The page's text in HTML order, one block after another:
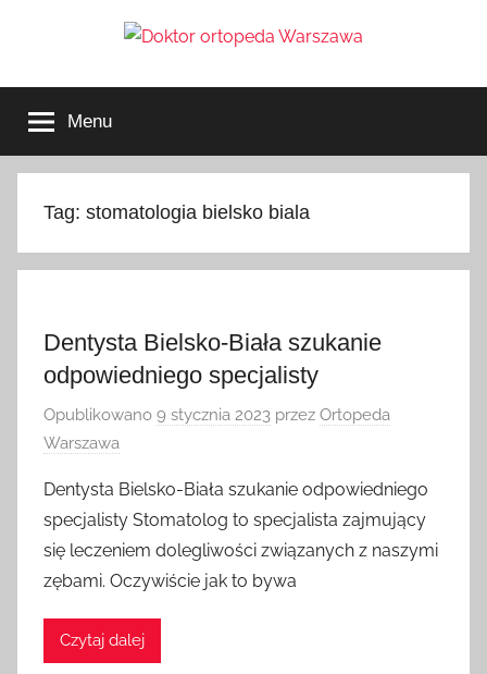
Doktor
ortopeda
Warszawa
usg
Warszawa,
ginekolog,
urolog,
Menu
Tag: stomatologia bielsko biala
Dentysta Bielsko-Biała szukanie
odpowiedniego specjalisty
Opublikowano 9 stycznia 2023 przez Ortopeda
Warszawa
Dentysta Bielsko-Biała szukanie odpowiedniego
specjalisty Stomatolog to specjalista zajmujący
się leczeniem dolegliwości związanych z naszymi
zębami. Oczywiście jak to bywa
Czytaj dalej